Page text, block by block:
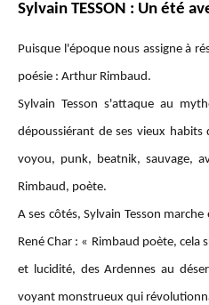
Sylvain TESSON : Un été
Puisque l'époque nous assigne à
poésie : Arthur Rimbaud.
Sylvain Tesson s'attaque au
dépoussiérant de ses vieux
voyou, punk, beatnik, sauvage,
Rimbaud, poète.
A ses côtés, Sylvain Tesson
René Char : « Rimbaud poète, cela
et lucidité, des Ardennes au
voyant monstrueux qui